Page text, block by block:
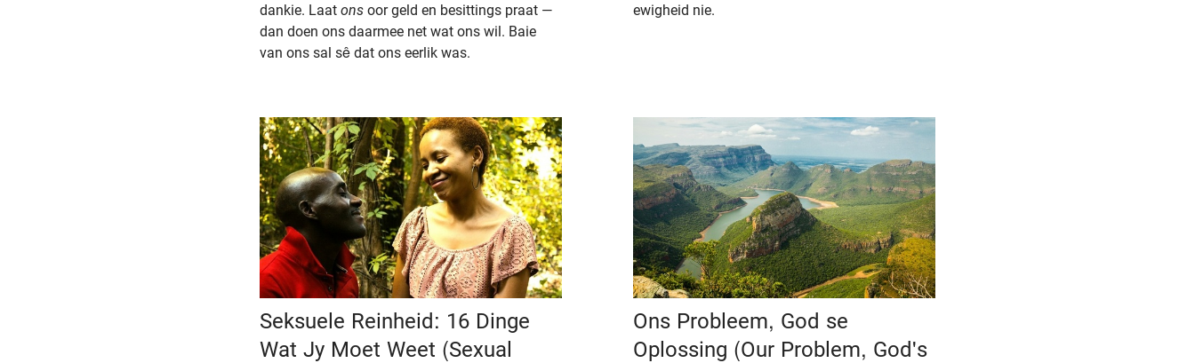
dankie. Laat ons oor geld en besittings praat —
dan doen ons daarmee net wat ons wil. Baie
van ons sal sê dat ons eerlik was.
ewigheid nie.
Seksuele Reinheid: 16 Dinge
Wat Jy Moet Weet (Sexual
Ons Probleem, God se
Oplossing (Our Problem, God's